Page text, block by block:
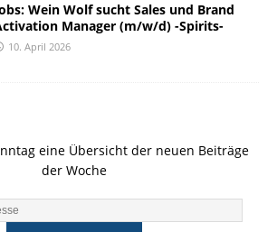
Wein Wolf sucht Sales und Brand
Manager (m/w/d) -Spirits-
10. April 2026
eine Übersicht der neuen Beiträge
der Woche